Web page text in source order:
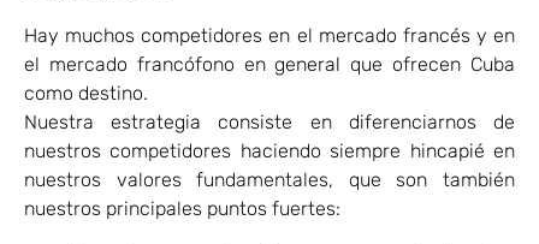
Hay muchos competidores en el mercado francés y en
el mercado francófono en general que ofrecen Cuba
como destino.
Nuestra estrategia consiste en diferenciarnos de
nuestros competidores haciendo siempre hincapié en
nuestros valores fundamentales, que son también
nuestros principales puntos fuertes: